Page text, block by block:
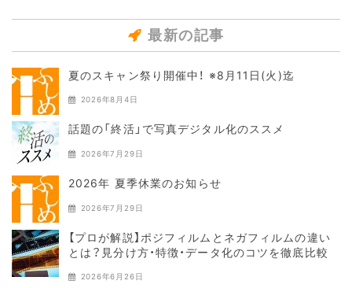
最新の記事
夏のスキャン祭り開催中！ ※8月11日(火)迄
2026年8月4日
話題の「終活」で写真デジタル化のススメ
2026年7月29日
2026年 夏季休業のお知らせ
2026年7月29日
【プロが解説】ポジフィルムとネガフィルムの違い
とは？見分け方・特徴・データ化のコツを徹底比較
2026年6月26日